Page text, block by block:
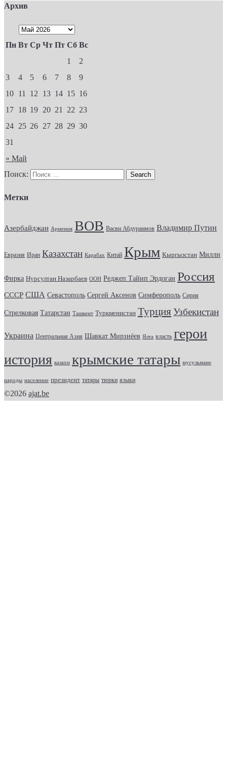
Архив
Пн Вт Ср Чт Пт Сб Вс
« Май
1
2
3
4 5 6 7 8
9
10 11 12 13 14 15 16
17 18 19 20 21 22 23
24 25 26 27 28 29 30
31
Поиск:
Метки
Азербайджан Армения ВОВ Васви Абдураимов Владимир Путин
Евразия Иран Казахстан Карабах Китай Крым Кыргызстан Милли
Фирка Нурсултан Назарбаев ООН Реджеп Тайип Эрдоган Россия
СССР США Севастополь Сергей Аксенов Симферополь Сирия
Стрелковая Татарстан Ташкент Туркменистан Турция Узбекистан
Украина Центральная Азия Шавкат Мирзиёев Ялта власть герои
история казахи крымские татары мусульмане
народы население президент татары тюрки языки
©2026 ajat.be